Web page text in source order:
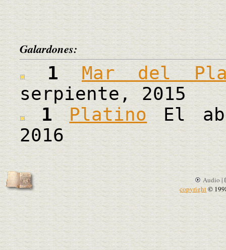
Galardones:
1Mar del
serpiente, 2015
1Platino El
2016
Audio |
copyright©